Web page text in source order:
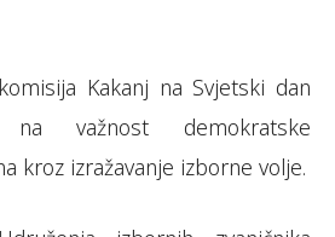
Kakanj na Svjetski dan
važnost demokratske
kroz izražavanje izborne volje.